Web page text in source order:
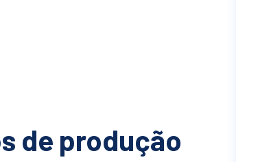
de produção